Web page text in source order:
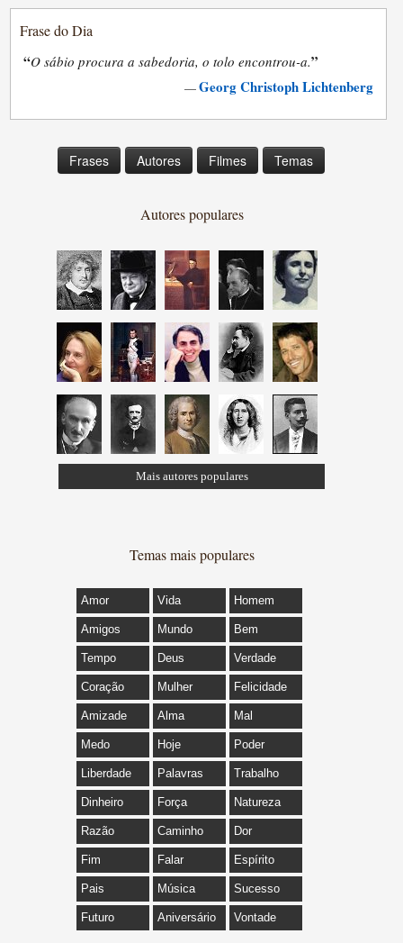
Frase do Dia
“O sábio procura a sabedoria, o tolo encontrou-a.”
—Georg Christoph Lichtenberg
Frases Autores Filmes Temas
Autores populares
Mais autores populares
Temas mais populares
Amor Vida Homem
Amigos Mundo Bem
Tempo Deus Verdade
Coração Mulher Felicidade
Amizade Alma Mal
Medo Hoje Poder
Liberdade Palavras Trabalho
Dinheiro Força Natureza
Razão Caminho Dor
Fim Falar Espírito
Pais Música Sucesso
Futuro Aniversário Vontade